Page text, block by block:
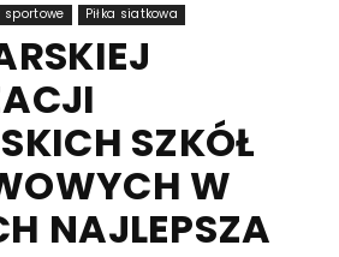
sportowe Piłka siatkowa
SZKÓŁ
W
NAJLEPSZA